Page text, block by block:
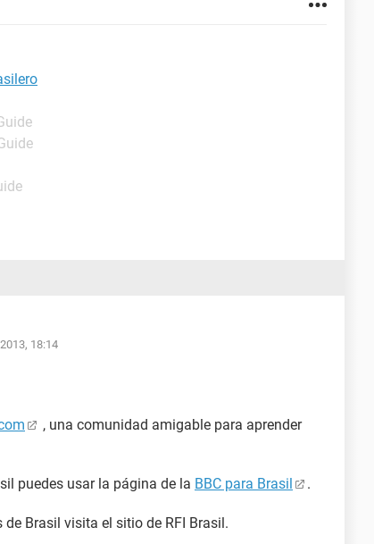
18:14
, una comunidad amigable para aprender
puedes usar la página de la BBC para Brasil .
Brasil visita el sitio de RFI Brasil.